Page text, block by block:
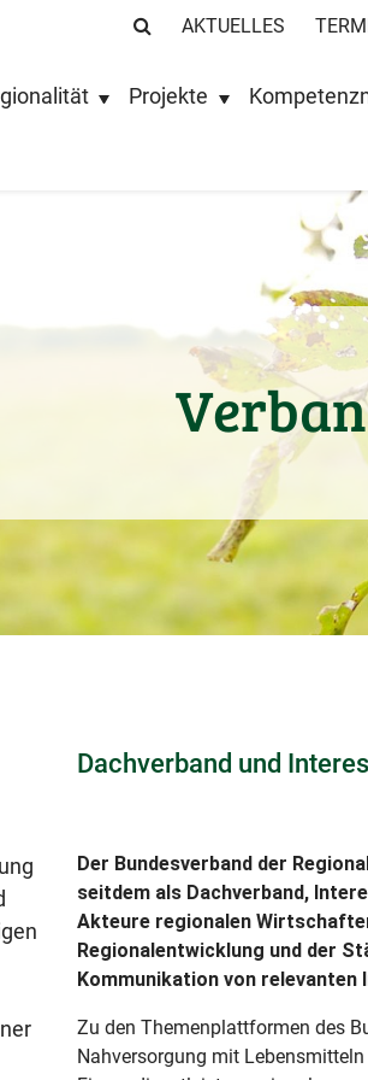
AKTUELLES
Projekte
Dachverband und
Der Bundesverband der
seitdem als Dachverband,
Akteure regionalen
Regionalentwicklung und der
Kommunikation von relevanten
Zu den Themenplattformen des
Nahversorgung mit